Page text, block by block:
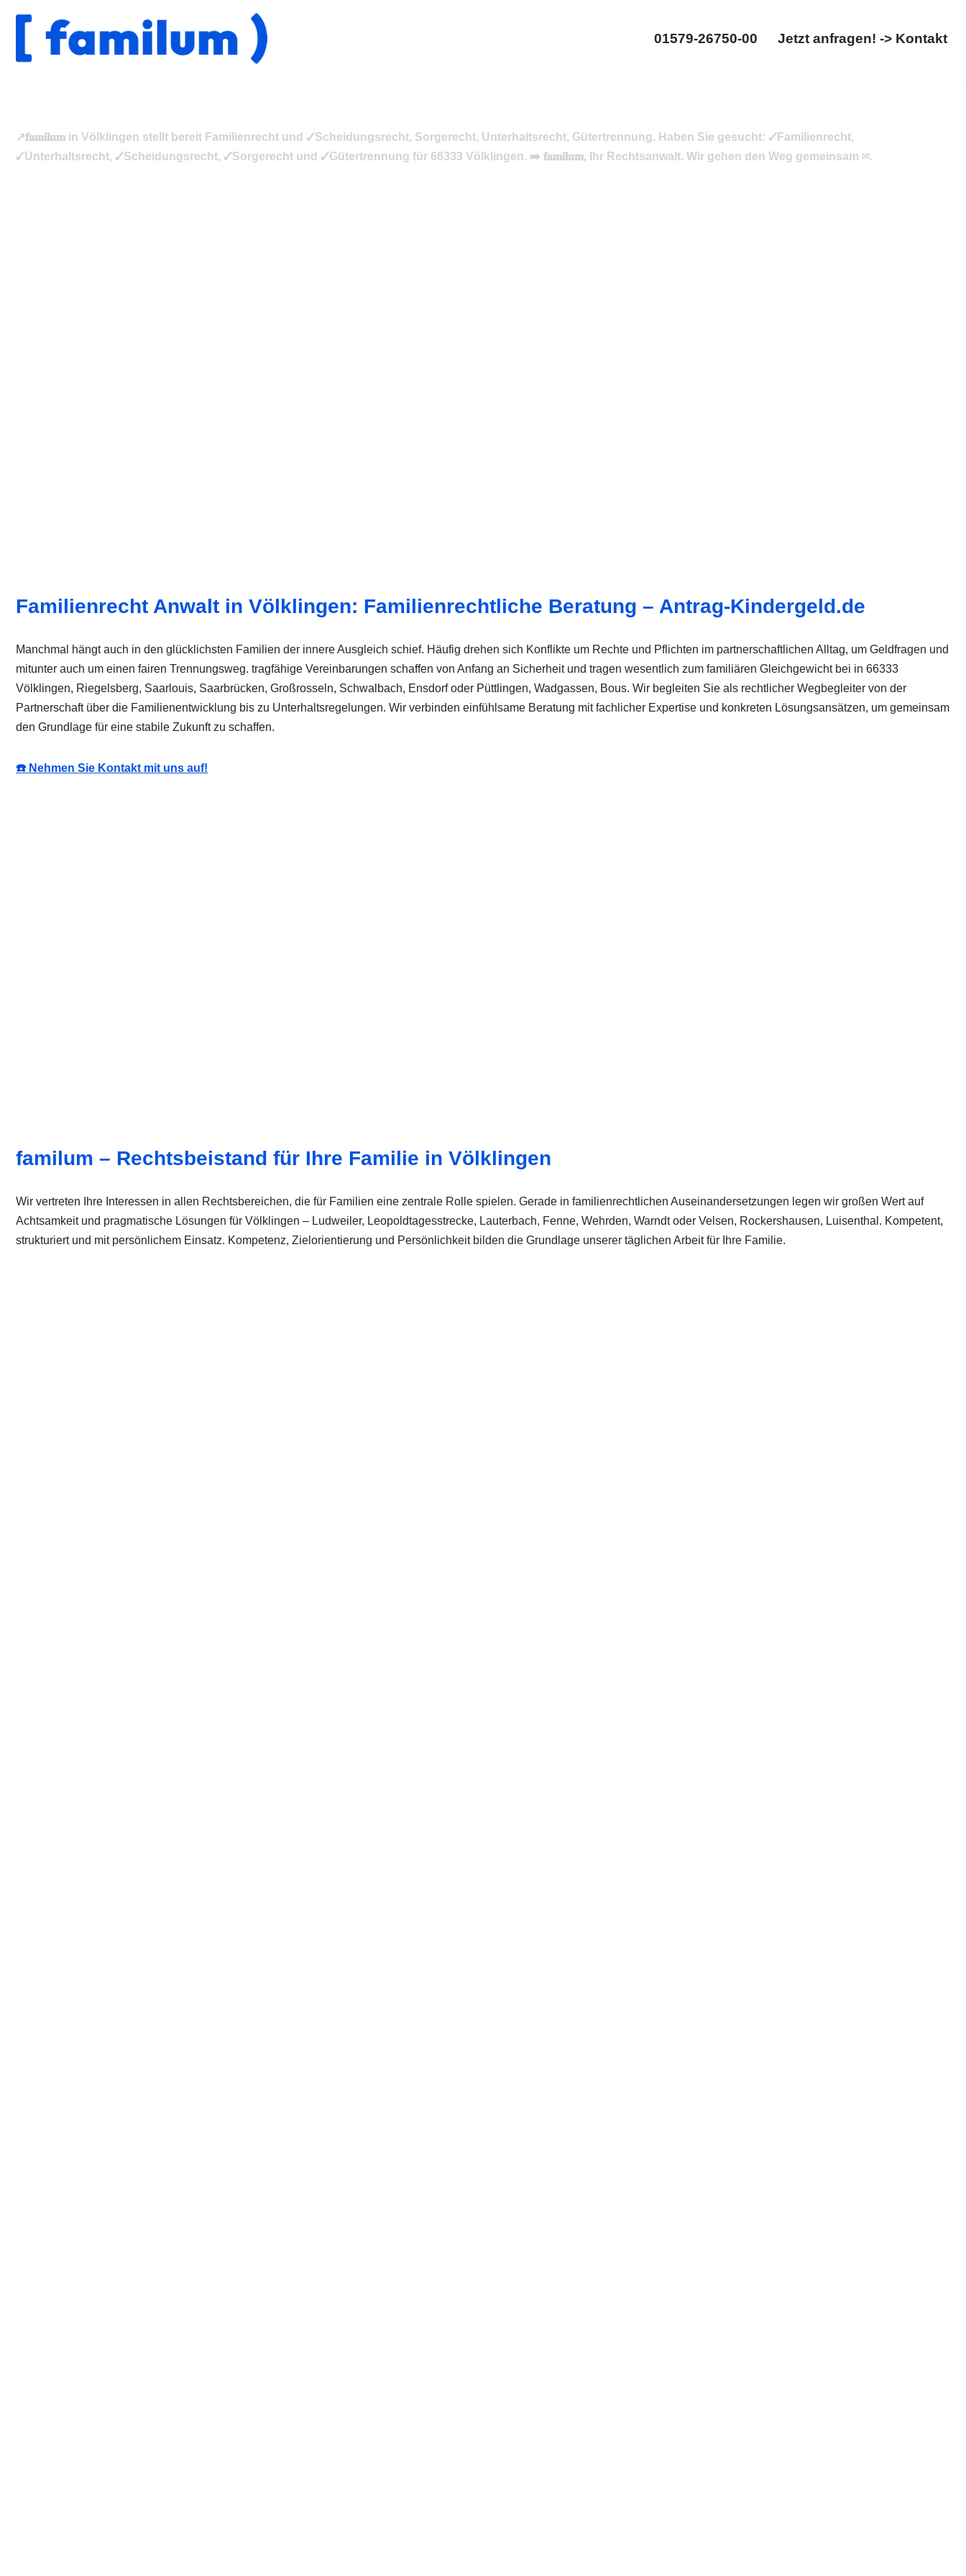
Inhalt
01579-26750-00 Jetzt anfragen! -> Kontakt
↗️𝐟𝐚𝐦𝐢𝐥𝐮𝐦 in Völklingen stellt bereit Familienrecht und ✓Scheidungsrecht, Sorgerecht, Unterhaltsrecht, Gütertrennung. Haben Sie gesucht: ✓Familienrecht,
✓Unterhaltsrecht, ✓Scheidungsrecht, ✓Sorgerecht und ✓Gütertrennung für 66333 Völklingen. ➡️ 𝐟𝐚𝐦𝐢𝐥𝐮𝐦, Ihr Rechtsanwalt. Wir gehen den Weg gemeinsam ✉.
Familienrecht Anwalt in Völklingen: Familienrechtliche Beratung – Antrag-Kindergeld.de
Manchmal hängt auch in den glücklichsten Familien der innere Ausgleich schief. Häufig drehen sich Konflikte um Rechte und Pflichten im partnerschaftlichen Alltag, um Geldfragen und
mitunter auch um einen fairen Trennungsweg. tragfähige Vereinbarungen schaffen von Anfang an Sicherheit und tragen wesentlich zum familiären Gleichgewicht bei in 66333
Völklingen, Riegelsberg, Saarlouis, Saarbrücken, Großrosseln, Schwalbach, Ensdorf oder Püttlingen, Wadgassen, Bous. Wir begleiten Sie als rechtlicher Wegbegleiter von der
Partnerschaft über die Familienentwicklung bis zu Unterhaltsregelungen. Wir verbinden einfühlsame Beratung mit fachlicher Expertise und konkreten Lösungsansätzen, um gemeinsam
den Grundlage für eine stabile Zukunft zu schaffen.
☎️ Nehmen Sie Kontakt mit uns auf!
familum – Rechtsbeistand für Ihre Familie in Völklingen
Wir vertreten Ihre Interessen in allen Rechtsbereichen, die für Familien eine zentrale Rolle spielen. Gerade in familienrechtlichen Auseinandersetzungen legen wir großen Wert auf
Achtsamkeit und pragmatische Lösungen für Völklingen – Ludweiler, Leopoldtagesstrecke, Lauterbach, Fenne, Wehrden, Warndt oder Velsen, Rockershausen, Luisenthal. Kompetent,
strukturiert und mit persönlichem Einsatz. Kompetenz, Zielorientierung und Persönlichkeit bilden die Grundlage unserer täglichen Arbeit für Ihre Familie.